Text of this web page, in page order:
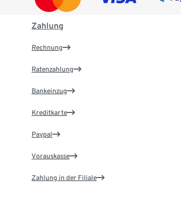
Zahlung
Rechnung
Ratenzahlung
Bankeinzug
Kreditkarte
Paypal
Vorauskasse
Zahlung in der Filiale